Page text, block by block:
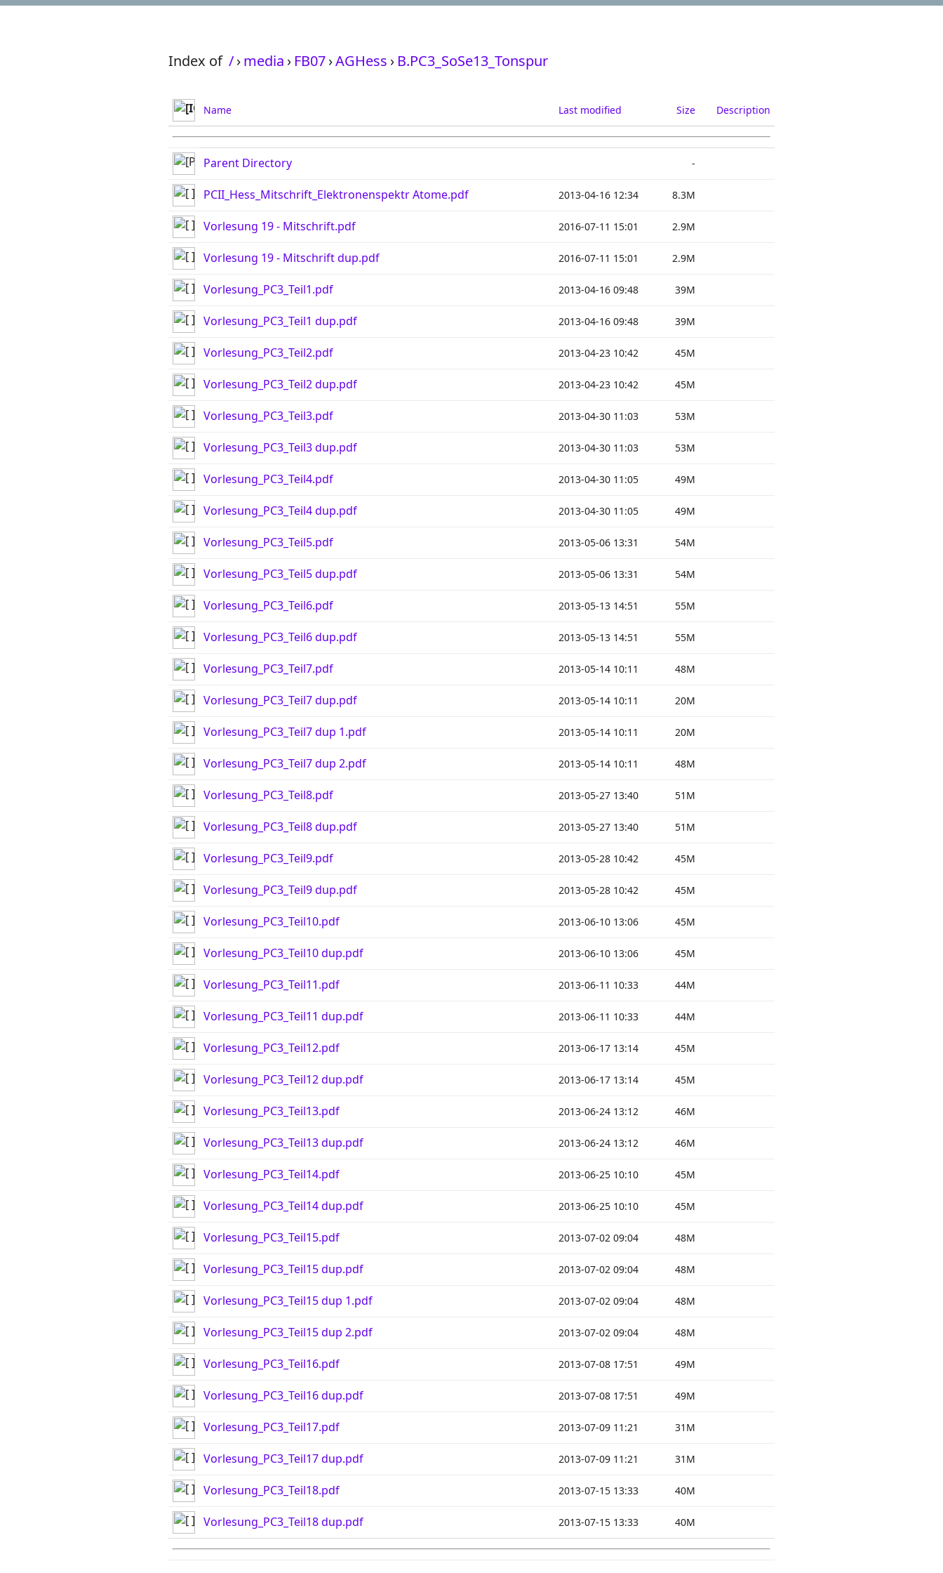
Index of /›media › FB07›AGHess › B.PC3_SoSe13_Tonspur
Name Last modified Size Description
Parent Directory -
PCII_Hess_Mitschrift_Elektronenspektr Atome.pdf 2013-04-16 12:34 8.3M
Vorlesung 19 - Mitschrift.pdf 2016-07-11 15:01 2.9M
Vorlesung 19 - Mitschrift dup.pdf 2016-07-11 15:01 2.9M
Vorlesung_PC3_Teil1.pdf 2013-04-16 09:48 39M
Vorlesung_PC3_Teil1 dup.pdf 2013-04-16 09:48 39M
Vorlesung_PC3_Teil2.pdf 2013-04-23 10:42 45M
Vorlesung_PC3_Teil2 dup.pdf 2013-04-23 10:42 45M
Vorlesung_PC3_Teil3.pdf 2013-04-30 11:03 53M
Vorlesung_PC3_Teil3 dup.pdf 2013-04-30 11:03 53M
Vorlesung_PC3_Teil4.pdf 2013-04-30 11:05 49M
Vorlesung_PC3_Teil4 dup.pdf 2013-04-30 11:05 49M
Vorlesung_PC3_Teil5.pdf 2013-05-06 13:31 54M
Vorlesung_PC3_Teil5 dup.pdf 2013-05-06 13:31 54M
Vorlesung_PC3_Teil6.pdf 2013-05-13 14:51 55M
Vorlesung_PC3_Teil6 dup.pdf 2013-05-13 14:51 55M
Vorlesung_PC3_Teil7.pdf 2013-05-14 10:11 48M
Vorlesung_PC3_Teil7 dup.pdf 2013-05-14 10:11 20M
Vorlesung_PC3_Teil7 dup 1.pdf 2013-05-14 10:11 20M
Vorlesung_PC3_Teil7 dup 2.pdf 2013-05-14 10:11 48M
Vorlesung_PC3_Teil8.pdf 2013-05-27 13:40 51M
Vorlesung_PC3_Teil8 dup.pdf 2013-05-27 13:40 51M
Vorlesung_PC3_Teil9.pdf 2013-05-28 10:42 45M
Vorlesung_PC3_Teil9 dup.pdf 2013-05-28 10:42 45M
Vorlesung_PC3_Teil10.pdf 2013-06-10 13:06 45M
Vorlesung_PC3_Teil10 dup.pdf 2013-06-10 13:06 45M
Vorlesung_PC3_Teil11.pdf 2013-06-11 10:33 44M
Vorlesung_PC3_Teil11 dup.pdf 2013-06-11 10:33 44M
Vorlesung_PC3_Teil12.pdf 2013-06-17 13:14 45M
Vorlesung_PC3_Teil12 dup.pdf 2013-06-17 13:14 45M
Vorlesung_PC3_Teil13.pdf 2013-06-24 13:12 46M
Vorlesung_PC3_Teil13 dup.pdf 2013-06-24 13:12 46M
Vorlesung_PC3_Teil14.pdf 2013-06-25 10:10 45M
Vorlesung_PC3_Teil14 dup.pdf 2013-06-25 10:10 45M
Vorlesung_PC3_Teil15.pdf 2013-07-02 09:04 48M
Vorlesung_PC3_Teil15 dup.pdf 2013-07-02 09:04 48M
Vorlesung_PC3_Teil15 dup 1.pdf 2013-07-02 09:04 48M
Vorlesung_PC3_Teil15 dup 2.pdf 2013-07-02 09:04 48M
Vorlesung_PC3_Teil16.pdf 2013-07-08 17:51 49M
Vorlesung_PC3_Teil16 dup.pdf 2013-07-08 17:51 49M
Vorlesung_PC3_Teil17.pdf 2013-07-09 11:21 31M
Vorlesung_PC3_Teil17 dup.pdf 2013-07-09 11:21 31M
Vorlesung_PC3_Teil18.pdf 2013-07-15 13:33 40M
Vorlesung_PC3_Teil18 dup.pdf 2013-07-15 13:33 40M